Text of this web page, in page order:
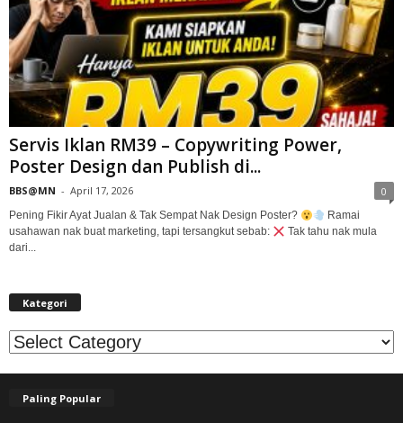
Servis Iklan RM39 – Copywriting Power,
Poster Design dan Publish di...
BBS@MN - April 17, 2026 0
Pening Fikir Ayat Jualan & Tak Sempat Nak Design Poster?
Ramai
usahawan nak buat marketing, tapi tersangkut sebab:
Tak tahu nak mula
dari...
Kategori
Kategori
Paling Popular